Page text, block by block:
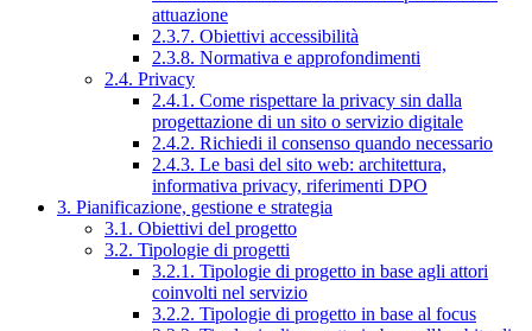
attuazione
2.3.7. Obiettivi accessibilità
2.3.8. Normativa e approfondimenti
2.4. Privacy
2.4.1. Come rispettare la privacy sin dalla
progettazione di un sito o servizio digitale
2.4.2. Richiedi il consenso quando necessario
2.4.3. Le basi del sito web: architettura,
informativa privacy, riferimenti DPO
3. Pianificazione, gestione e strategia
3.1. Obiettivi del progetto
3.2. Tipologie di progetti
3.2.1. Tipologie di progetto in base agli attori
coinvolti nel servizio
3.2.2. Tipologie di progetto in base al focus